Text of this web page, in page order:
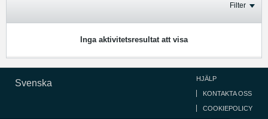
Filter
Inga aktivitetsresultat att visa
Svenska HJÄLP
KONTAKTA OSS
COOKIEPOLICY